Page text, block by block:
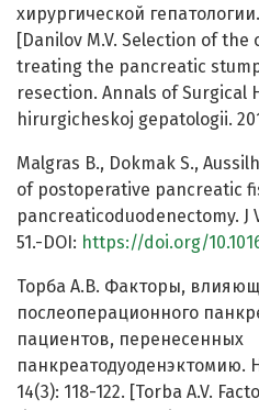
хирургической
[Danilov M.V. Selection of
treating the pancreatic
resection. Annals of Surgical
hirurgicheskoj gepatologii.
Malgras B., Dokmak S.,
of postoperative pancreatic
pancreaticoduodenectomy. J
51.-DOI: https://doi.org/
Торба А.В. Факторы,
послеоперационного
пациентов, перенесенных
панкреатодуоденэктомию.
14(3): 118-122. [Torba A.V.